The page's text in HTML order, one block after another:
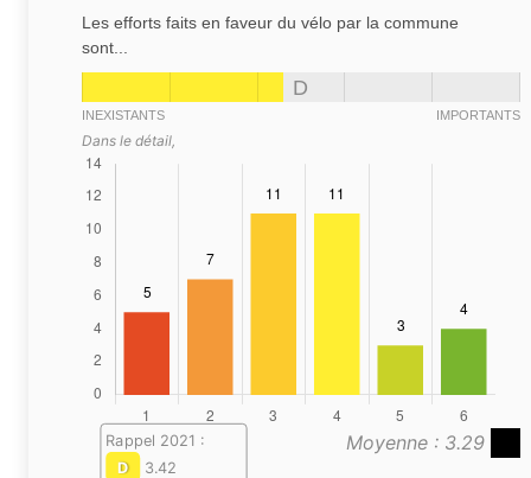
Les efforts faits en faveur du vélo par la commune
sont...
D
INEXISTANTS IMPORTANTS
Dans le détail,
Moyenne : 3.29
Rappel 2021 :
D
3.42